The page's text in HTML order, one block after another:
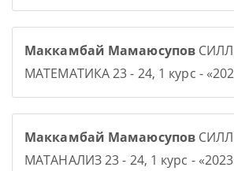
Маккамбай Мамаюсупов
МАТЕМАТИКА 23 - 24, 1 курс -
Маккамбай Мамаюсупов
МАТАНАЛИЗ 23 - 24, 1 курс -